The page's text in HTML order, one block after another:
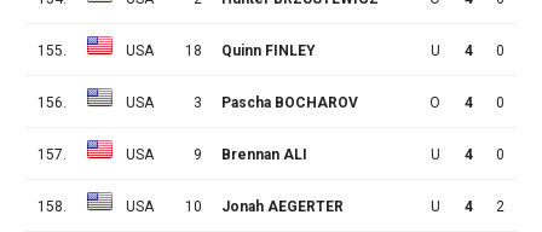
155. USA 18 Quinn FINLEY U 4 0
156. USA 3 Pascha BOCHAROV O 4 0
157. USA 9 Brennan ALI U 4 0
158. USA 10 Jonah AEGERTER U 4 2